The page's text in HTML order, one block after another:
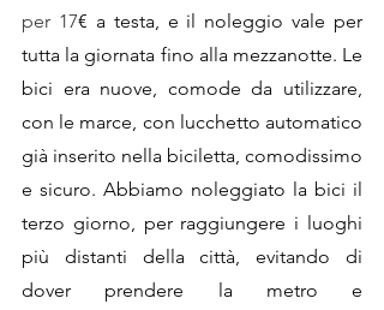
per 17€ a testa, e il noleggio vale per
tutta la giornata fino alla mezzanotte. Le
bici era nuove, comode da utilizzare,
con le marce, con lucchetto automatico
già inserito nella biciletta, comodissimo
e sicuro. Abbiamo noleggiato la bici il
terzo giorno, per raggiungere i luoghi
più distanti della città, evitando di
dover prendere la metro e